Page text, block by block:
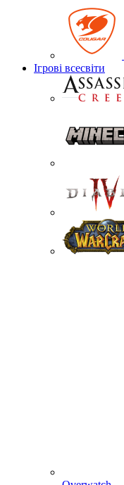
Ігрові всесвіти